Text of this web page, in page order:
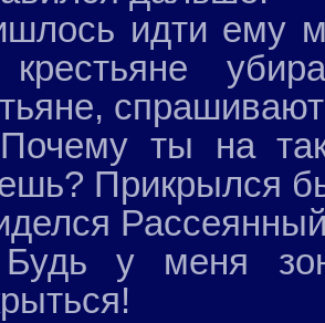
идти ему
ты на
Прикрылся
у меня